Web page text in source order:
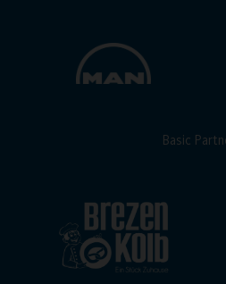
Basic